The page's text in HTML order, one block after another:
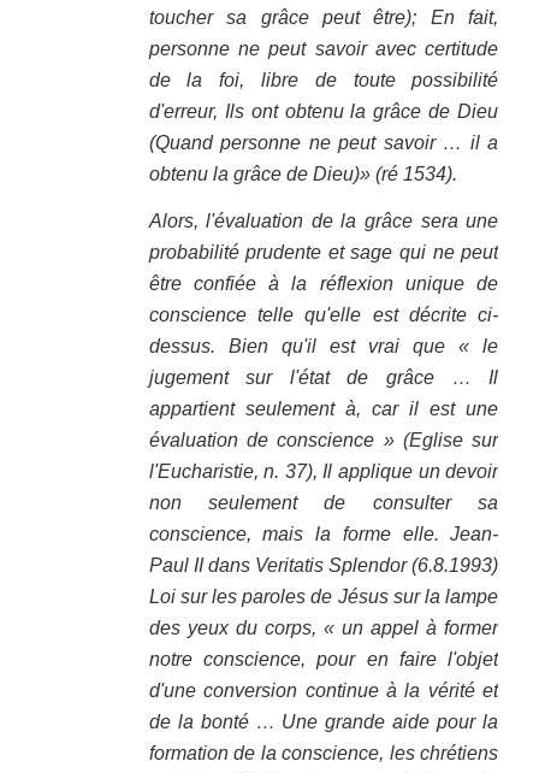
toucher sa grâce peut être); En fait,
personne ne peut savoir avec certitude
de la foi, libre de toute possibilité
d'erreur, Ils ont obtenu la grâce de Dieu
(Quand personne ne peut savoir … il a
obtenu la grâce de Dieu)» (ré 1534).
Alors, l'évaluation de la grâce sera une
probabilité prudente et sage qui ne peut
être confiée à la réflexion unique de
conscience telle qu'elle est décrite ci-
dessus. Bien qu'il est vrai que « le
jugement sur l'état de grâce … Il
appartient seulement à, car il est une
évaluation de conscience » (Eglise sur
l'Eucharistie, n. 37), Il applique un devoir
non seulement de consulter sa
conscience, mais la forme elle. Jean-
Paul II dans Veritatis Splendor (6.8.1993)
Loi sur les paroles de Jésus sur la lampe
des yeux du corps, « un appel à former
notre conscience, pour en faire l'objet
d'une conversion continue à la vérité et
de la bonté … Une grande aide pour la
formation de la conscience, les chrétiens